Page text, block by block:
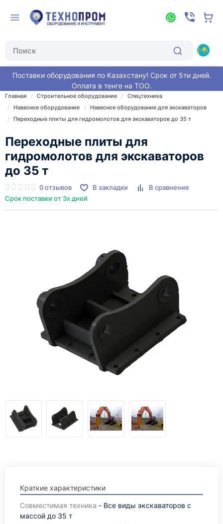
Поставки оборудования по Казахстану! Срок от 5ти дней.
Оплата в тенге на ТОО.
Главная Строительное оборудование
Спецтехника
Навесное оборудование
Навесное оборудование для экскаваторов
Переходные плиты для гидромолотов для экскаваторов до 35 т
Переходные плиты для
гидромолотов для экскаваторов
до 35 т
0 отзывов В закладки
В сравнение
Срок поставки от 3х дней
Краткие характеристики
Совместимая техника - Все виды экскаваторов с
массой до 35 т